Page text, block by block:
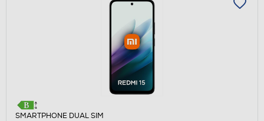
SMARTPHONE DUAL SIM